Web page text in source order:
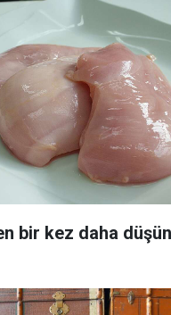
bir kez daha